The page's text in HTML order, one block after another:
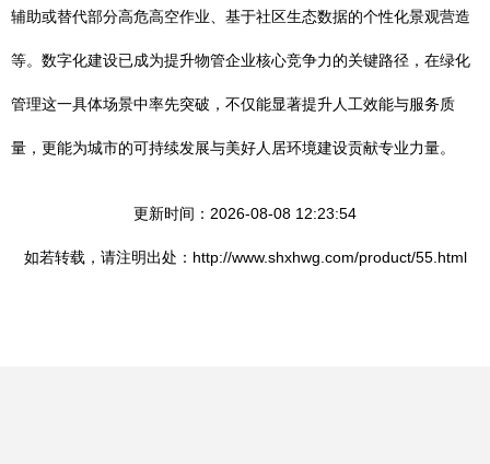
辅助或替代部分高危高空作业、基于社区生态数据的个性化景观营造
等。数字化建设已成为提升物管企业核心竞争力的关键路径，在绿化
管理这一具体场景中率先突破，不仅能显著提升人工效能与服务质
量，更能为城市的可持续发展与美好人居环境建设贡献专业力量。
更新时间：2026-08-08 12:23:54
如若转载，请注明出处：http://www.shxhwg.com/product/55.html